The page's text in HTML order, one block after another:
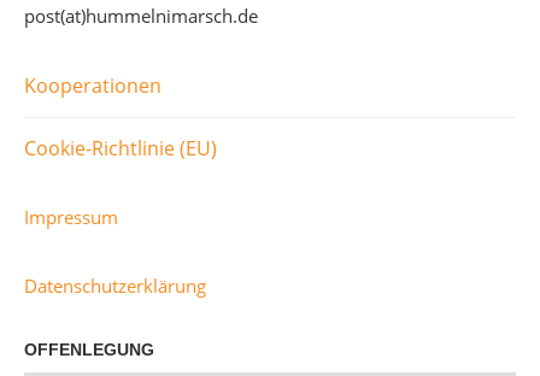
post(at)hummelnimarsch.de
Kooperationen
Cookie-Richtlinie (EU)
Impressum
Datenschutzerklärung
OFFENLEGUNG